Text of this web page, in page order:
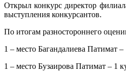
Открыл конкурс директор
выступления конкурсантов.
По итогам разностороннего
1 – место Багандалиева Патимат –
1 – место Бузаирова Патимат – 1